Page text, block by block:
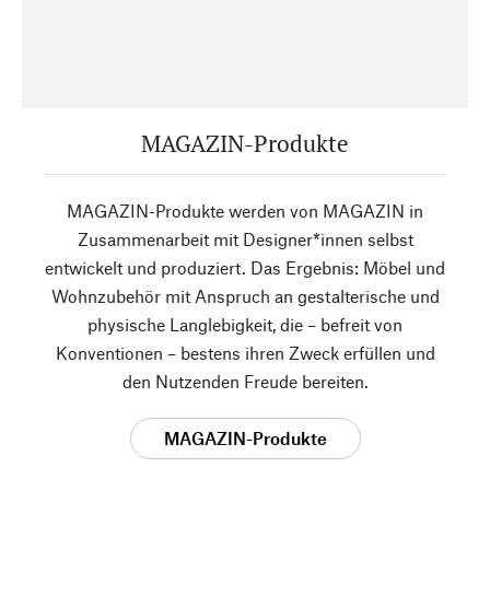
MAGAZIN-Produkte
MAGAZIN-Produkte werden von MAGAZIN in
Zusammenarbeit mit Designer*innen selbst
entwickelt und produziert. Das Ergebnis: Möbel und
Wohnzubehör mit Anspruch an gestalterische und
physische Langlebigkeit, die – befreit von
Konventionen – bestens ihren Zweck erfüllen und
den Nutzenden Freude bereiten.
MAGAZIN-Produkte